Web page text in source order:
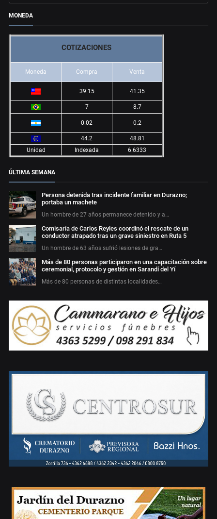
MONEDA
COTIZACIONES
Moneda Compra Venta
39.15 41.35
7 8.7
0.02 0.2
44.2
48.81
Unidad
Indexada 6.6333
ÚLTIMA SEMANA
Persona detenida tras incidente familiar en Durazno;
portaba un machete
Un hombre de 27 años permanece detenido y a…
Comisaría de Carlos Reyles coordinó el rescate de un
conductor atrapado tras un grave siniestro en Ruta 5
Un hombre de 63 años sufrió lesiones de gra…
Más de 80 personas participaron en una capacitación sobre
ceremonial, protocolo y gestión en Sarandí del Yí
Más de 80 personas de distintas localidades…